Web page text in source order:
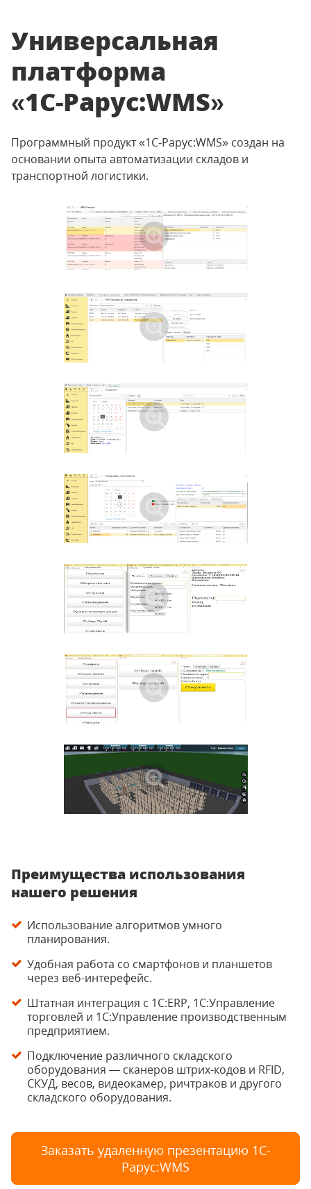
Универсальная
платформа
«1С-Рарус:WMS»
Программный продукт «1С‑Рарус:WMS» создан на
основании опыта автоматизации складов и
транспортной логистики.
Преимущества использования
нашего решения
Использование алгоритмов умного
планирования.
Удобная работа со смартфонов и планшетов
через веб-интерефейс.
Штатная интеграция с 1С:ERP, 1С:Управление
торговлей и 1С:Управление производственным
предприятием.
Подключение различного складского
оборудования — сканеров штрих-кодов и RFID,
СКУД, весов, видеокамер, ричтраков и другого
складского оборудования.
Заказать удаленную презентацию 1С-
Рарус:WMS